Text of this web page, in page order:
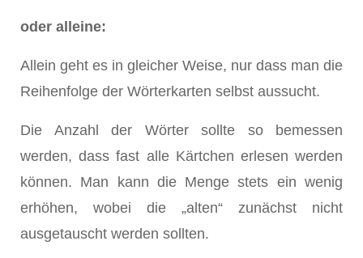
oder alleine:
Allein geht es in gleicher Weise, nur dass man die
Reihenfolge der Wörterkarten selbst aussucht.
Die Anzahl der Wörter sollte so bemessen
werden, dass fast alle Kärtchen erlesen werden
können. Man kann die Menge stets ein wenig
erhöhen, wobei die „alten“ zunächst nicht
ausgetauscht werden sollten.